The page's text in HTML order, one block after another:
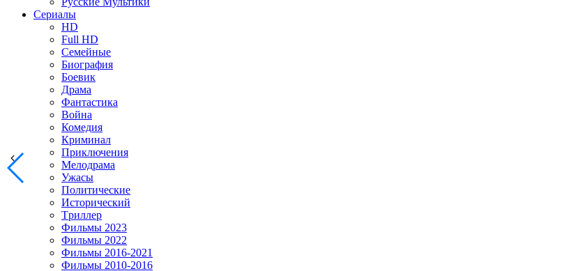
Сериалы
HD
Full HD
Семейные
Биография
Боевик
Драма
Фантастика
Война
Комедия
Криминал
Приключения
Мелодрама
Ужасы
Политические
Исторический
Tриллер
Фильмы 2023
Фильмы 2022
Фильмы 2016-2021
Фильмы 2010-2016